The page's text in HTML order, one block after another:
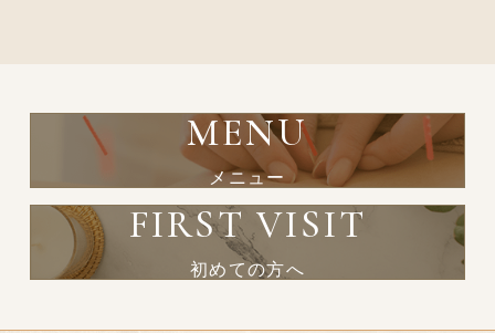
MENU
メニュー
FIRST VISIT
初めての方へ